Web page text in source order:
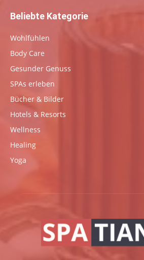
Beliebte Kategorie
Wohlfühlen
Body Care
Gesunder Genuss
SPAs erleben
Bücher & Bilder
Hotels & Resorts
Wellness
Healing
Yoga